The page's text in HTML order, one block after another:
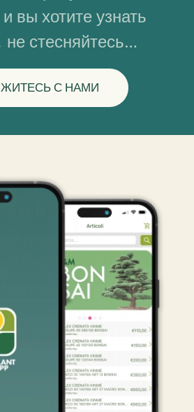
вы хотите узнать
стесняйтесь…
С НАМИ